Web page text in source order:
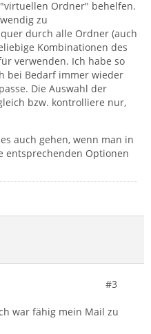
Ordner" behelfen.
zu
durch alle Ordner (auch
Kombinationen des
verwenden. Ich habe so
bei Bedarf immer wieder
Die Auswahl der
bzw. kontrolliere nur,
auch gehen, wenn man in
entsprechenden Optionen
#3
war fähig mein Mail zu